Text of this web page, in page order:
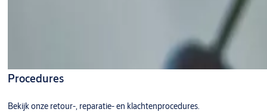
Procedures
Bekijk onze retour-, reparatie- en klachtenprocedures.